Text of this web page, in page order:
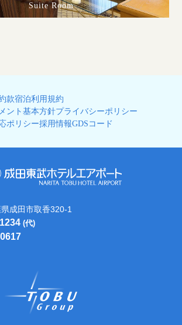
Suite Room
款宿泊利用規約
ント基本方針プライバシーポリシー
ポリシー採用情報GDSコード
成田市取香320-1
(代)